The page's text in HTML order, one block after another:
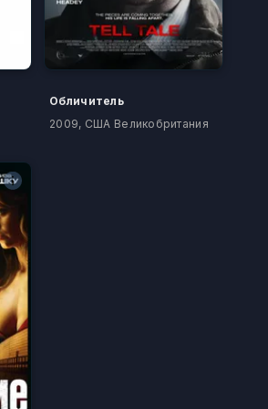
Обличитель
2009, США Великобритания